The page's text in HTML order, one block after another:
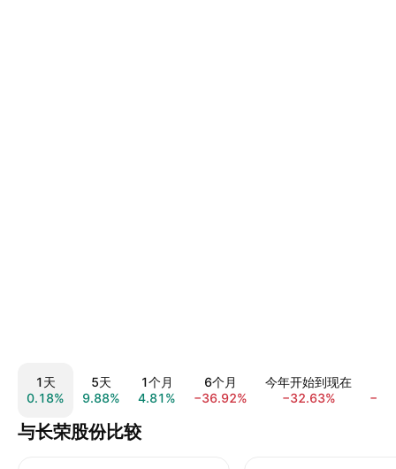
1天
0.18%
5天
9.88%
1个月
4.81%
6个月
−36.92%
今年开始到现在
−32.63%
与长荣股份比较